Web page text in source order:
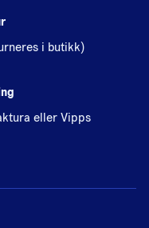
i butikk)
eller Vipps